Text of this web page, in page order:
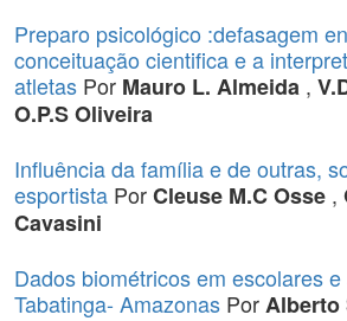
Preparo psicológico :defasagem
conceituação cientifica e a
atletas Por Mauro L. Almeida ,
O.P.S Oliveira
Influência da família e de outras,
esportista PorCleuse M.C Osse ,
Cavasini
Dados biométricos em escolares
Tabatinga- Amazonas PorAlberto